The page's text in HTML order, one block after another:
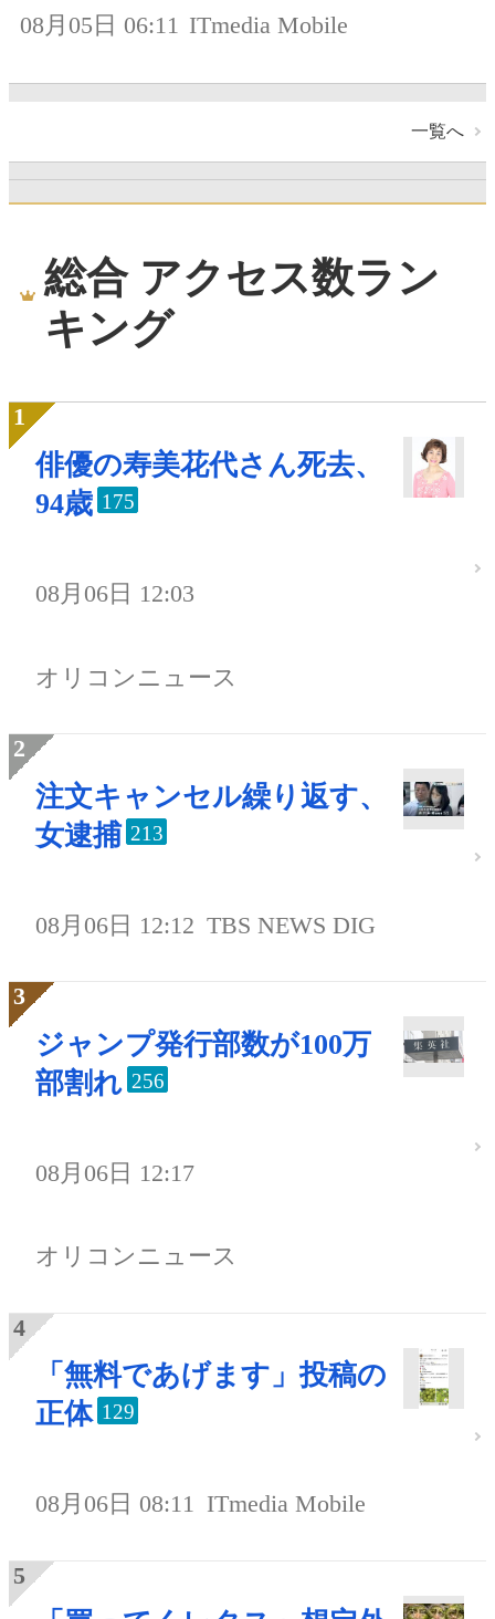
08月05日 06:11 ITmedia Mobile
一覧へ
総合 アクセス数ラン
キング
俳優の寿美花代さん死去、
94歳 175
08月06日 12:03
オリコンニュース
注文キャンセル繰り返す、
女逮捕 213
08月06日 12:12 TBS NEWS DIG
ジャンプ発行部数が100万
部割れ 256
08月06日 12:17
オリコンニュース
「無料であげます」投稿の
正体 129
08月06日 08:11 ITmedia Mobile